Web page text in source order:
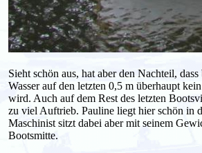
Sieht schön aus, hat aber den Nachteil,
Wasser auf den letzten 0,5 m überhaupt
wird. Auch auf dem Rest des letzten
zu viel Auftrieb. Pauline liegt hier schön in
Maschinist sitzt dabei aber mit seinem
Bootsmitte.